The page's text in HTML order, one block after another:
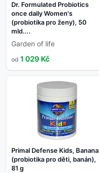
Dr. Formulated Probiotics
once daily Women's
(probiotika pro ženy), 50
mld....
Garden of life
od 1 029 Kč
Primal Defense Kids, Banana
(probiotika pro děti, banán),
81 g